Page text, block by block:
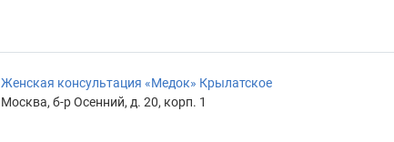
Женская консультация «Медок» Крылатское
Москва, б-р Осенний, д. 20, корп. 1